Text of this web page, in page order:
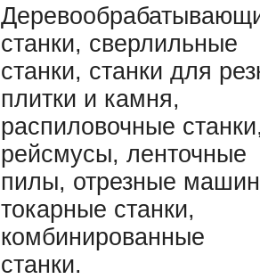
станки, сверлильные
станки, станки для
плитки и камня,
распиловочные
рейсмусы, ленточные
пилы, отрезные
токарные станки,
комбинированные
станки.